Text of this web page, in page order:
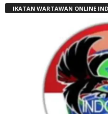
IKATAN WARTAWAN ONLINE